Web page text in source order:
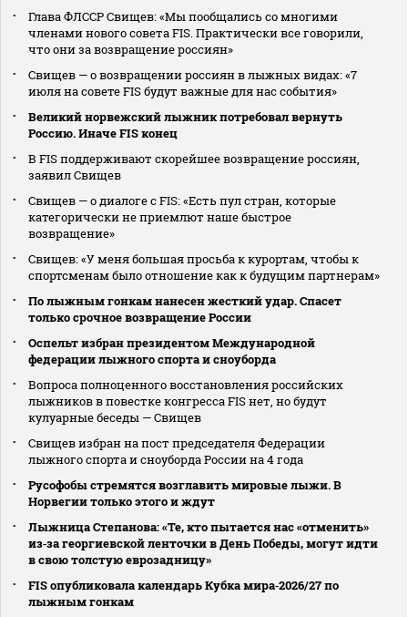
Глава ФЛССР Свищев: «Мы пообщались со многими
членами нового совета FIS. Практически все говорили,
что они за возвращение россиян»
Свищев — о возвращении россиян в лыжных видах: «7
июля на совете FIS будут важные для нас события»
Великий норвежский лыжник потребовал вернуть
Россию. Иначе FIS конец
В FIS поддерживают скорейшее возвращение россиян,
заявил Свищев
Свищев — о диалоге с FIS: «Есть пул стран, которые
категорически не приемлют наше быстрое
возвращение»
Свищев: «У меня большая просьба к курортам, чтобы к
спортсменам было отношение как к будущим партнерам»
По лыжным гонкам нанесен жесткий удар. Спасет
только срочное возвращение России
Оспельт избран президентом Международной
федерации лыжного спорта и сноуборда
Вопроса полноценного восстановления российских
лыжников в повестке конгресса FIS нет, но будут
кулуарные беседы — Свищев
Свищев избран на пост председателя Федерации
лыжного спорта и сноуборда России на 4 года
Русофобы стремятся возглавить мировые лыжи. В
Норвегии только этого и ждут
Лыжница Степанова: «Те, кто пытается нас «отменить»
из‑за георгиевской ленточки в День Победы, могут идти
в свою толстую еврозадницу»
FIS опубликовала календарь Кубка мира‑2026/27 по
лыжным гонкам